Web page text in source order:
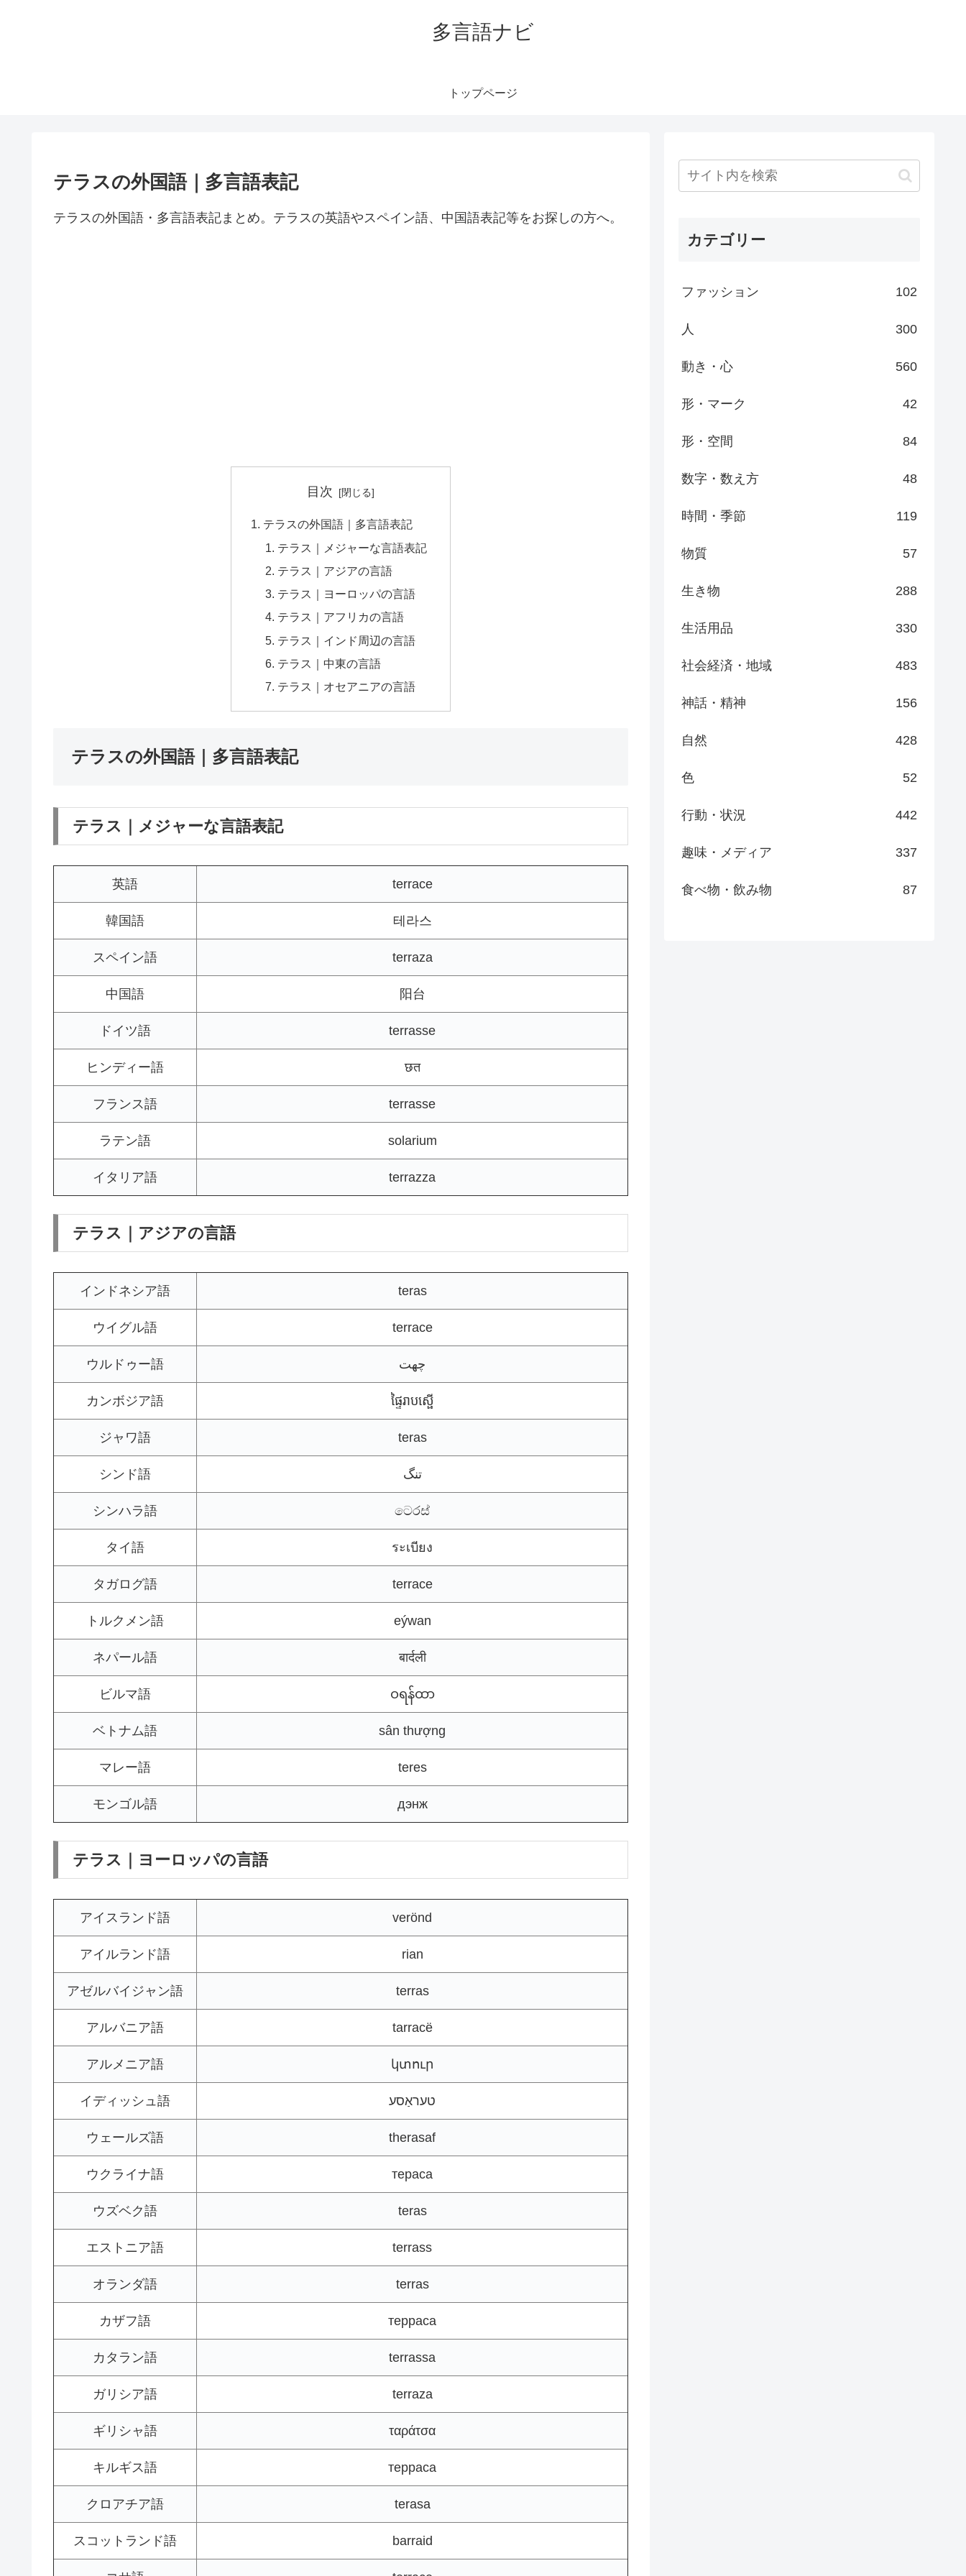
多言語ナビ
トップページ
テラスの外国語｜多言語表記
テラスの外国語・多言語表記まとめ。テラスの英語やスペイン語、中国語表記等をお探しの方へ。
目次
テラスの外国語｜多言語表記
テラス｜メジャーな言語表記
テラス｜アジアの言語
テラス｜ヨーロッパの言語
テラス｜アフリカの言語
テラス｜インド周辺の言語
テラス｜中東の言語
テラス｜オセアニアの言語
テラスの外国語｜多言語表記
テラス｜メジャーな言語表記
英語 terrace
韓国語 테라스
スペイン語 terraza
中国語 阳台
ドイツ語 terrasse
ヒンディー語 छत
フランス語 terrasse
ラテン語 solarium
イタリア語 terrazza
テラス｜アジアの言語
インドネシア語 teras
ウイグル語 terrace
ウルドゥー語 چھت
カンボジア語 ផ្ទៃរាបស្ផើ
ジャワ語 teras
シンド語 تنگ
シンハラ語 ටෙරස්
タイ語 ระเบียง
タガログ語 terrace
トルクメン語 eýwan
ネパール語 बार्दली
ビルマ語 ဝရန်ထာ
ベトナム語 sân thượng
マレー語 teres
モンゴル語 дэнж
テラス｜ヨーロッパの言語
アイスランド語 verönd
アイルランド語 rian
アゼルバイジャン語 terras
アルバニア語 tarracë
アルメニア語 կտուր
イディッシュ語 טעראַסע
ウェールズ語 therasaf
ウクライナ語 тераса
ウズベク語 teras
エストニア語 terrass
オランダ語 terras
カザフ語 терраса
カタラン語 terrassa
ガリシア語 terraza
ギリシャ語 ταράτσα
キルギス語 терраса
クロアチア語 terasa
スコットランド語 barraid
カテゴリー
ファッション 102
人 300
動き・心 560
形・マーク 42
形・空間 84
数字・数え方 48
時間・季節 119
物質 57
生き物 288
生活用品 330
社会経済・地域 483
神話・精神 156
自然 428
色 52
行動・状況 442
趣味・メディア 337
食べ物・飲み物 87